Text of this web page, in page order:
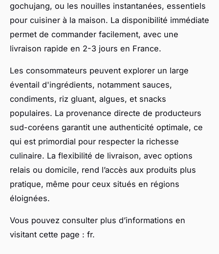
gochujang, ou les nouilles instantanées, essentiels
pour cuisiner à la maison. La disponibilité immédiate
permet de commander facilement, avec une
livraison rapide en 2-3 jours en France.
Les consommateurs peuvent explorer un large
éventail d'ingrédients, notamment sauces,
condiments, riz gluant, algues, et snacks
populaires. La provenance directe de producteurs
sud-coréens garantit une authenticité optimale, ce
qui est primordial pour respecter la richesse
culinaire. La flexibilité de livraison, avec options
relais ou domicile, rend l’accès aux produits plus
pratique, même pour ceux situés en régions
éloignées.
Vous pouvez consulter plus d’informations en
visitant cette page : fr.